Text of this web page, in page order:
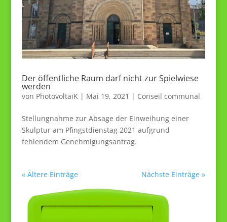
Der öffentliche Raum darf nicht zur Spielwiese
werden
von PhotovoltaiK | Mai 19, 2021 | Conseil communal
Stellungnahme zur Absage der Einweihung einer
Skulptur am Pfingstdienstag 2021 aufgrund
fehlendem Genehmigungsantrag.
« Ältere Einträge Nächste Einträge »